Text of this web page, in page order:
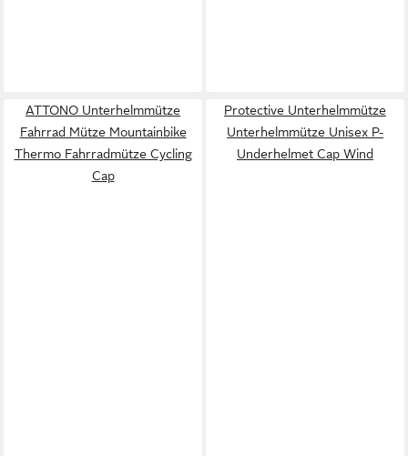
ATTONO Unterhelmmütze
Fahrrad Mütze Mountainbike
Thermo Fahrradmütze Cycling
Cap
Protective Unterhelmmütze
Unterhelmmütze Unisex P-
Underhelmet Cap Wind